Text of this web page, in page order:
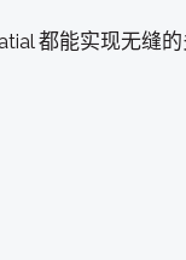
都能实现无缝